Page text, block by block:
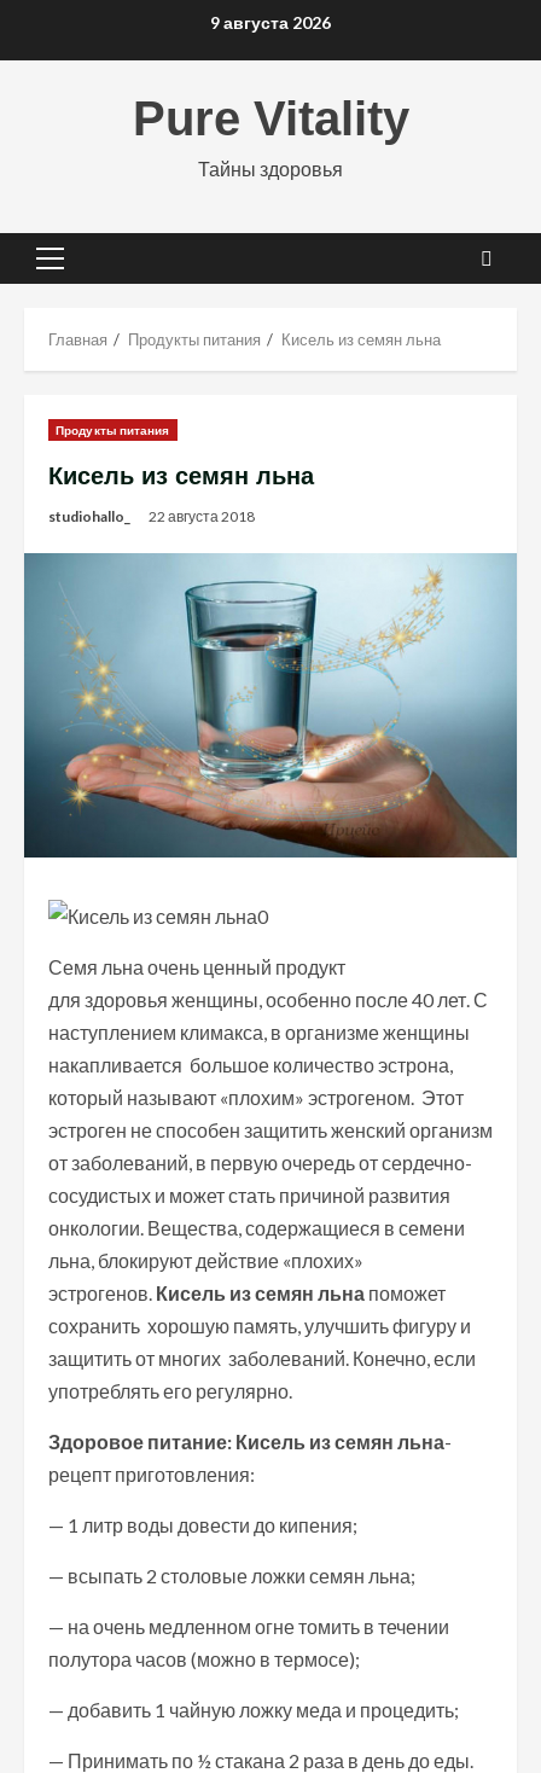
9 августа 2026
Pure Vitality
Тайны здоровья
Основное
Главная Продукты питания Кисель из семян льна
Продукты питания
Кисель из семян льна
studiohallo_ 22 августа 2018
Семя льна очень ценный продукт
для здоровья женщины, особенно после 40 лет. С
наступлением климакса, в организме женщины
накапливается большое количество эстрона,
который называют «плохим» эстрогеном. Этот
эстроген не способен защитить женский организм
от заболеваний, в первую очередь от сердечно-
сосудистых и может стать причиной развития
онкологии. Вещества, содержащиеся в семени
льна, блокируют действие «плохих»
эстрогенов. Кисель из семян льна поможет
сохранить хорошую память, улучшить фигуру и
защитить от многих заболеваний. Конечно, если
употреблять его регулярно.
Здоровое питание: Кисель из семян льна-
рецепт приготовления:
— 1 литр воды довести до кипения;
— всыпать 2 столовые ложки семян льна;
— на очень медленном огне томить в течении
полутора часов (можно в термосе);
— добавить 1 чайную ложку меда и процедить;
— Принимать по ½ стакана 2 раза в день до еды.